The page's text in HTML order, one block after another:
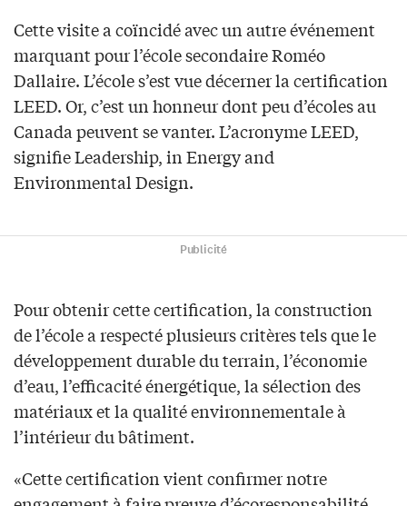
Cette visite a coïncidé avec un autre événement
marquant pour l’école secondaire Roméo
Dallaire. L’école s’est vue décerner la certification
LEED. Or, c’est un honneur dont peu d’écoles au
Canada peuvent se vanter. L’acronyme LEED,
signifie Leadership, in Energy and
Environmental Design.
Publicité
Pour obtenir cette certification, la construction
de l’école a respecté plusieurs critères tels que le
développement durable du terrain, l’économie
d’eau, l’efficacité énergétique, la sélection des
matériaux et la qualité environnementale à
l’intérieur du bâtiment.
«Cette certification vient confirmer notre